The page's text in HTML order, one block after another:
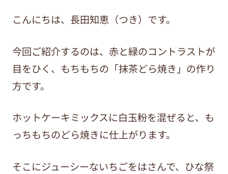
こんにちは、長田知恵（つき）です。
今回ご紹介するのは、赤と緑のコントラストが
目をひく、もちもちの「抹茶どら焼き」の作り
方です。
ホットケーキミックスに白玉粉を混ぜると、も
っちもちのどら焼きに仕上がります。
そこにジューシーないちごをはさんで、ひな祭